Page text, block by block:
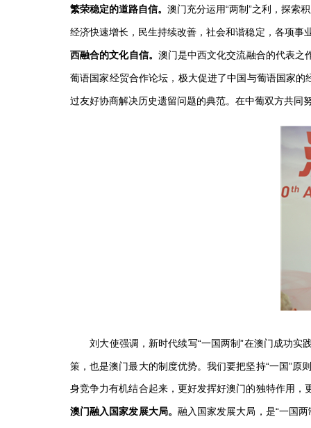
繁荣稳定的道路自信。 澳门充分运用“两制”之利，探索
经济快速增长，民生持续改善，社会和谐稳定，各项事
西融合的文化自信。 澳门是中西文化交流融合的代表之
葡语国家经贸合作论坛，极大促进了中国与葡语国家的
过友好协商解决历史遗留问题的典范。在中葡双方共同
刘大使强调，新时代续写“一国两制”在澳门成功实
策，也是澳门最大的制度优势。我们要把坚持“一国”原
身竞争力有机结合起来，更好发挥好澳门的独特作用，
澳门融入国家发展大局。 融入国家发展大局，是“一国